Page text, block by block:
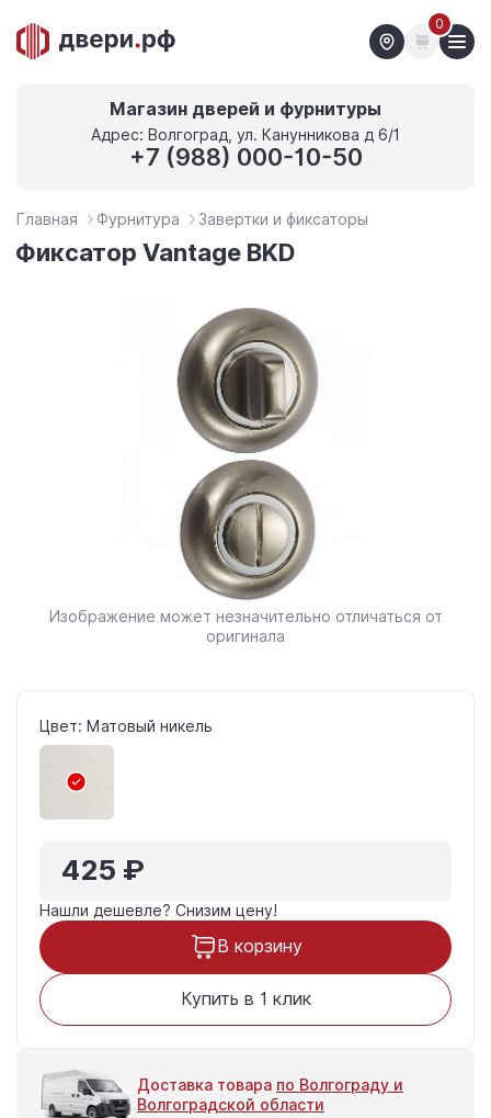
0
Магазин дверей и фурнитуры
Адрес: Волгоград, ул. Канунникова д 6/1
+7 (988) 000-10-50
Главная Фурнитура Завертки и фиксаторы
Фиксатор Vantage BKD
Изображение может незначительно отличаться от
оригинала
Цвет: Матовый никель
425 ₽
Нашли дешевле? Снизим цену!
В корзину
Купить в 1 клик
Доставка товара по Волгограду и
Волгоградской области